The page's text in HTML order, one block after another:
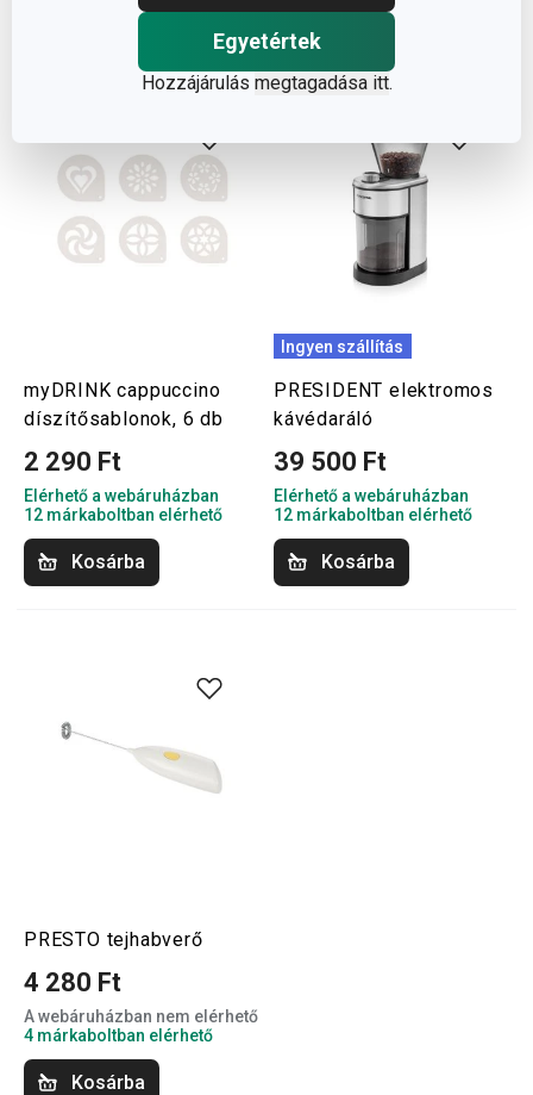
Egyetértek
Hozzájárulás megtagadása itt.
Kosárba Kosárba
myDRINK cappuccino
díszítősablonok, 6 db
2 290 Ft
Elérhető a webáruházban
12 márkaboltban elérhető
Kosárba
Ingyen szállítás
PRESIDENT elektromos
kávédaráló
39 500 Ft
Elérhető a webáruházban
12 márkaboltban elérhető
Kosárba
PRESTO tejhabverő
4 280 Ft
A webáruházban nem elérhető
4 márkaboltban elérhető
Kosárba